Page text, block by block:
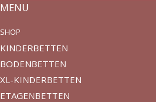
MENU
SHOP
KINDERBETTEN
BODENBETTEN
XL-KINDERBETTEN
ETAGENBETTEN